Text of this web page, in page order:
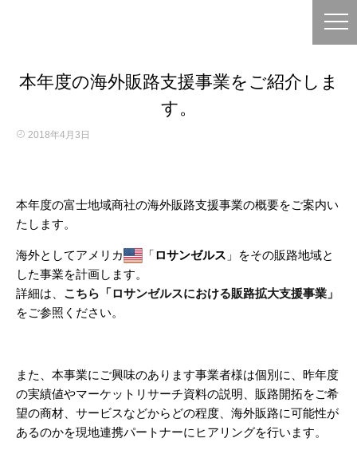
本年度の海外販路支援事業をご紹介しま
す。
2018年4月3日
本年度の富士地域商社の海外販路支援事業の概要をご案内い
たします。
海外としてアメリカ 「ロサンゼルス 」をその販路地域と
した事業を計画します。
詳細は、 こちら「ロサンゼルスにおける販路拡大支援事業」
をご参照ください。
また、本事業にご興味のあります事業者様は個別に、昨年度
の実績値やマーケットリサーチ資料の説明、販路開拓をご希
望の商材、サービスなどからどの程度、海外販路に可能性が
あるのかを現地連携パートナーにヒアリングを行います。